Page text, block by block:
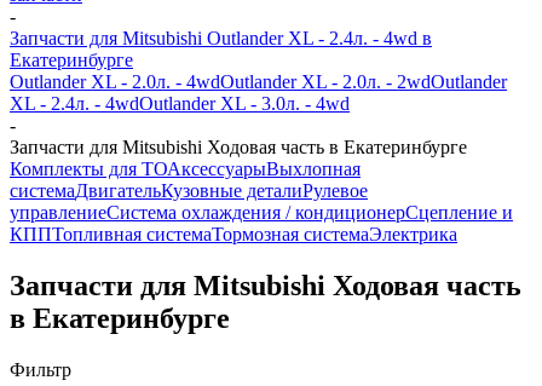
-
Запчасти для Mitsubishi Outlander XL - 2.4л. - 4wd в
Екатеринбурге
Outlander XL - 2.0л. - 4wdOutlander XL - 2.0л. - 2wdOutlander
XL - 2.4л. - 4wdOutlander XL - 3.0л. - 4wd
-
Запчасти для Mitsubishi Ходовая часть в Екатеринбурге
Комплекты для ТОАксессуарыВыхлопная
системаДвигательКузовные деталиРулевое
управлениеСистема охлаждения / кондиционерСцепление и
КППТопливная системаТормозная системаЭлектрика
Запчасти для Mitsubishi Ходовая часть
в Екатеринбурге
Фильтр